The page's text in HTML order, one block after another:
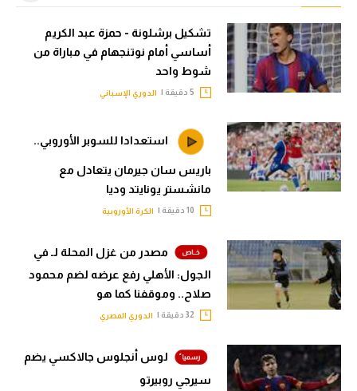
تشكيل برشلونة - حمزة عبد الكريم
أساسي أمام نوتنجهام في مباراة من
شوط واحد
الدوري الإسباني
استعدادا للسوبر الأوروبي..
باريس سان جيرمان يتعادل مع
مانشستر يونايتد وديا
الكرة الأوروبية
مصدر من غزل المحلة لـ في
الجول: الأهلي رفع عرضه لضم محمود
صلاح.. وموقفنا كما هو
الدوري المصري
لوس أنجلوس جالاكسي يضم
سيرجي روبيرتو